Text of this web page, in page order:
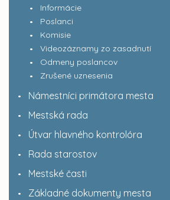
Informácie
Poslanci
Komisie
Videozáznamy zo zasadnutí
Odmeny poslancov
Zrušené uznesenia
Námestníci primátora mesta
Mestská rada
Útvar hlavného kontrolóra
Rada starostov
Mestské časti
Základné dokumenty mesta